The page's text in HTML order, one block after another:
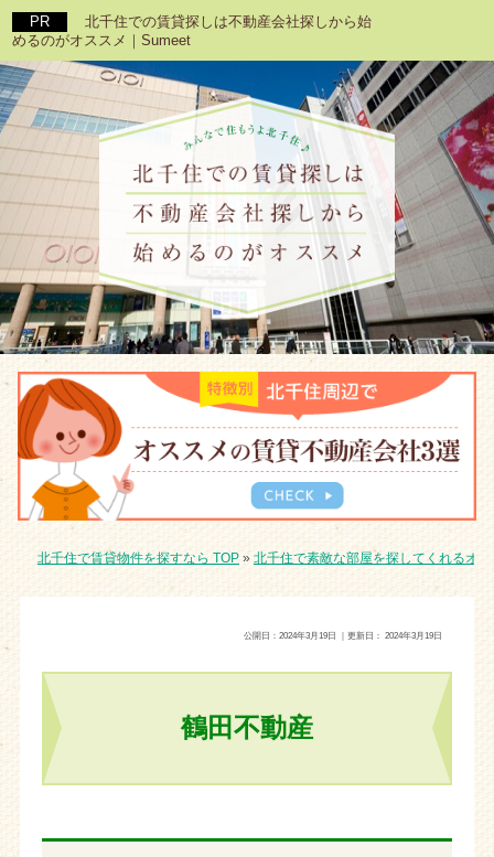
北千住での賃貸探しは不動産会社探しから始
めるのがオススメ｜Sumeet
北千住で賃貸物件を探すなら TOP» 北千住で素敵な部屋を探してくれるオ
公開日： 2024年3月19日 ｜更新日： 2024年3月19日
鶴田不動産